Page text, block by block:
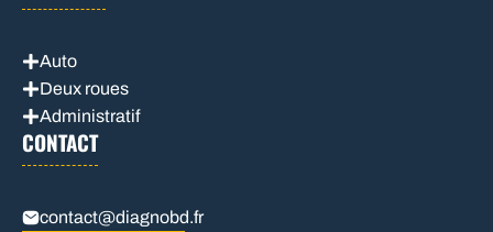
Auto
Deux roues
Administratif
CONTACT
contact@diagnobd.fr